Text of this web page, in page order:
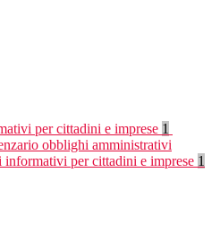
per cittadini e imprese 1
obblighi amministrativi
informativi per cittadini e imprese 1